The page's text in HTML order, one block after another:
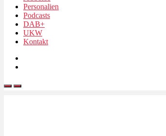
Personalien
Podcasts
DAB+
UKW
Kontakt